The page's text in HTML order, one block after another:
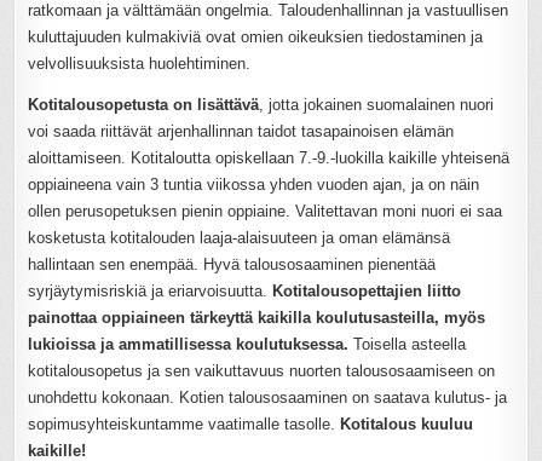
ratkomaan ja välttämään ongelmia. Taloudenhallinnan ja vastuullisen
kuluttajuuden kulmakiviä ovat omien oikeuksien tiedostaminen ja
velvollisuuksista huolehtiminen.
Kotitalousopetusta on lisättävä, jotta jokainen suomalainen nuori
voi saada riittävät arjenhallinnan taidot tasapainoisen elämän
aloittamiseen. Kotitaloutta opiskellaan 7.-9.-luokilla kaikille yhteisenä
oppiaineena vain 3 tuntia viikossa yhden vuoden ajan, ja on näin
ollen perusopetuksen pienin oppiaine. Valitettavan moni nuori ei saa
kosketusta kotitalouden laaja-alaisuuteen ja oman elämänsä
hallintaan sen enempää. Hyvä talousosaaminen pienentää
syrjäytymisriskiä ja eriarvoisuutta. Kotitalousopettajien liitto
painottaa oppiaineen tärkeyttä kaikilla koulutusasteilla, myös
lukioissa ja ammatillisessa koulutuksessa.Toisella asteella
kotitalousopetus ja sen vaikuttavuus nuorten talousosaamiseen on
unohdettu kokonaan. Kotien talousosaaminen on saatava kulutus- ja
sopimusyhteiskuntamme vaatimalle tasolle. Kotitalous kuuluu
kaikille!